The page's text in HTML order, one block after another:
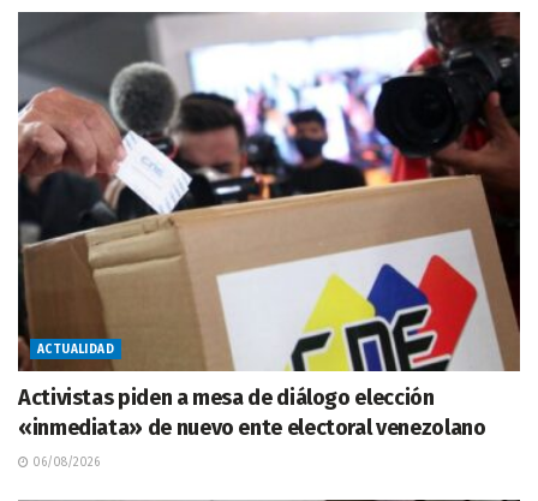
ACTUALIDAD
Activistas piden a mesa de diálogo elección
«inmediata» de nuevo ente electoral venezolano
06/08/2026